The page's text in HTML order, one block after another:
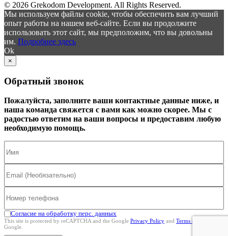
© 2026 Grekodom Development. All Rights Reserved.
Мы используем файлы cookie, чтобы обеспечить вам лучший
опыт работы на нашем веб-сайте. Если вы продолжите
использовать этот сайт, мы предположим, что вы довольны
им. Подробнее здесь
Ok
×
Обратный звонок
Пожалуйста, заполните ваши контактные данные ниже, и
наша команда свяжется с вами как можно скорее. Мы с
радостью ответим на ваши вопросы и предоставим любую
необходимую помощь.
Согласие на обработку перс. данных
This site is protected by reCAPTCHA and the Google Privacy Policy and Terms of Service
Google.